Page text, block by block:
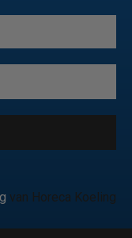
van Horeca Koeling